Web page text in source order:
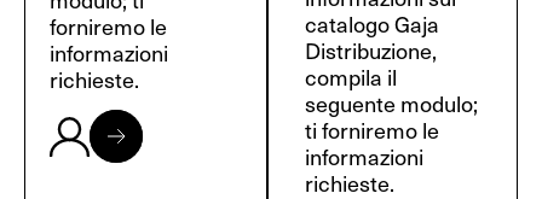
forniremo le
informazioni
richieste.
catalogo Gaja
Distribuzione,
compila il
seguente modulo;
ti forniremo le
informazioni
richieste.